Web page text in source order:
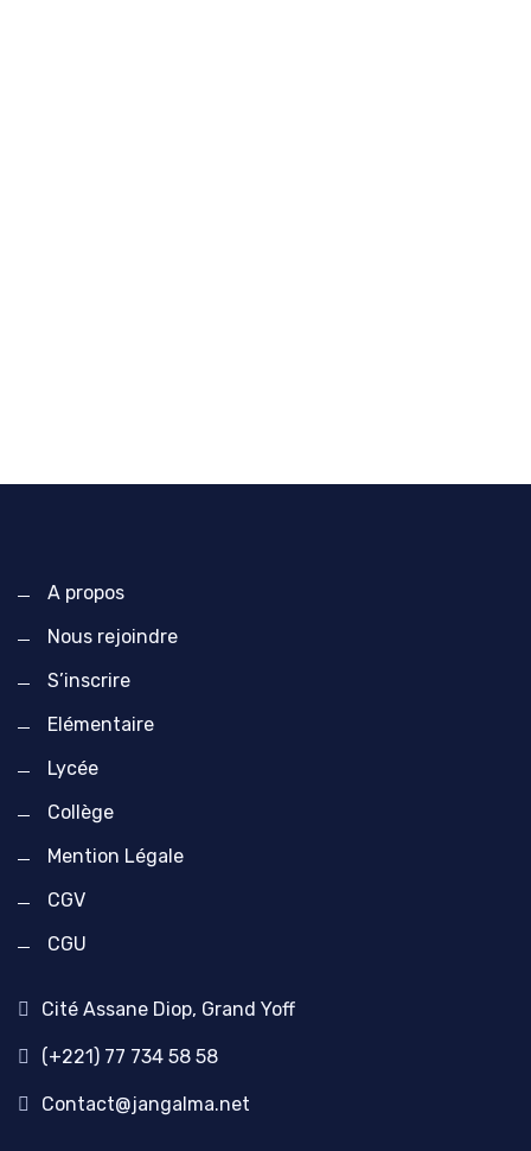
A propos
Nous rejoindre
S’inscrire
Elémentaire
Lycée
Collège
Mention Légale
CGV
CGU
Cité Assane Diop, Grand Yoff
(+221) 77 734 58 58
Contact@jangalma.net